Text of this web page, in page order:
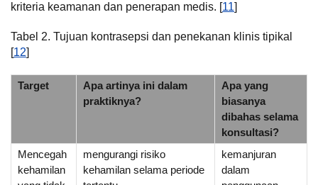
kriteria keamanan dan penerapan medis. [11]
Tabel 2. Tujuan kontrasepsi dan penekanan klinis tipikal
[12]
Target
Apa artinya ini dalam
praktiknya?
Apa yang
biasanya
dibahas selama
konsultasi?
Mencegah
kehamilan
mengurangi risiko
kehamilan selama periode
kemanjuran
dalam